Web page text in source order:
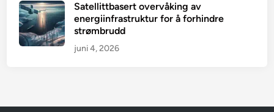
Satellittbasert overvåking av
energiinfrastruktur for å forhindre
strømbrudd
juni 4, 2026